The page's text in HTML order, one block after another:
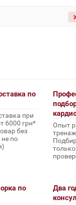
по
при
6000 грн*
без
по
Опыт
по
Два